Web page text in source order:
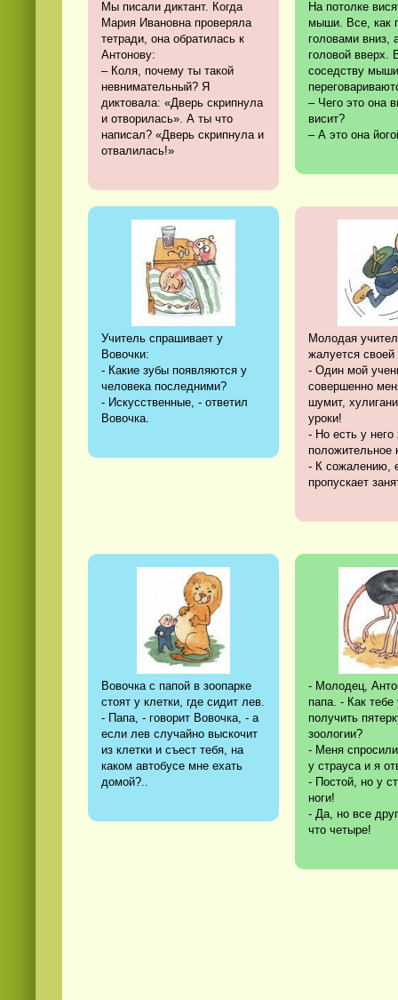
Мы писали диктант. Когда
Мария Ивановна проверяла
тетради, она обратилась к
Антонову:
– Коля, почему ты такой
невнимательный? Я
диктовала: «Дверь скрипнула
и отворилась». А ты что
написал? «Дверь скрипнула и
отвалилась!»
На потолке
мыши. Все, как
головами вниз,
головой вверх.
соседству мыши
– Чего это она
висит?
– А это она
Учитель спрашивает у
Вовочки:
- Какие зубы появляются у
человека последними?
- Искусственные, - ответил
Вовочка.
Молодая
жалуется своей
- Один мой
совершенно
шумит,
уроки!
- Но есть у него
положительное
- К сожалению,
пропускает
Вовочка с папой в зоопарке
стоят у клетки, где сидит лев.
- Папа, - говорит Вовочка, - а
если лев случайно выскочит
из клетки и съест тебя, на
каком автобусе мне ехать
домой?..
- Молодец,
папа. - Как
получить
зоологии?
- Меня
у страуса и я
- Постой, но у
ноги!
- Да, но все
что четыре!